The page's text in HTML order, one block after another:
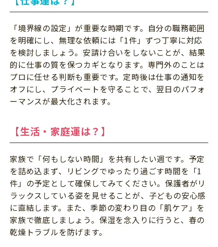
「境界線の設定」が重要な時期です。自分の職務範囲
を明確にし、無理な依頼には「1件」ずつ丁寧に対応
を検討しましょう。安請け合いをしないことが、結果
的に仕事の質を保つカギとなります。専門外のことは
プロに任せる判断も重要です。定時後は仕事の通知を
オフにし、プライベートを守ることで、翌日のパフォ
ーマンスが最大化されます。
【生活・家庭運は？】
家族で「何もしない時間」を共有したい週です。予定
を詰め込まず、リビングでゆったり過ごす時間を「1
件」の予定として確保してみてください。保護者がリ
ラックスしている姿を見せることが、子どもの安心感
に直結します。また、季節の変わり目の「肌ケア」を
家族で徹底しましょう。保湿を念入りに行うと、春の
乾燥トラブルを防げます。